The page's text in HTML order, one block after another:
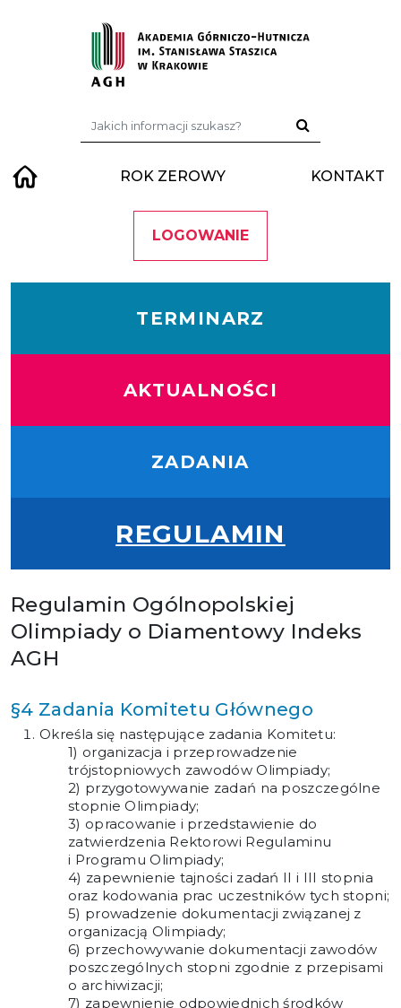
Szukaj:
ROK ZEROWY KONTAKT
LOGOWANIE
TERMINARZ
AKTUALNOŚCI
ZADANIA
REGULAMIN
Regulamin Ogólnopolskiej
Olimpiady o Diamentowy Indeks
AGH
§4 Zadania Komitetu Głównego
Określa się następujące zadania Komitetu:
organizacja i przeprowadzenie
trójstopniowych zawodów Olimpiady;
przygotowywanie zadań na poszczególne
stopnie Olimpiady;
opracowanie i przedstawienie do
zatwierdzenia Rektorowi Regulaminu
i Programu Olimpiady;
zapewnienie tajności zadań II i III stopnia
oraz kodowania prac uczestników tych stopni;
prowadzenie dokumentacji związanej z
organizacją Olimpiady;
przechowywanie dokumentacji zawodów
poszczególnych stopni zgodnie z przepisami
o archiwizacji;
zapewnienie odpowiednich środków